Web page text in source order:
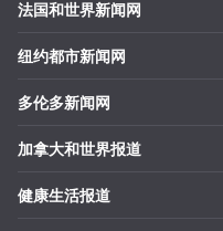
法国和世界新闻网
纽约都市新闻网
多伦多新闻网
加拿大和世界报道
健康生活报道